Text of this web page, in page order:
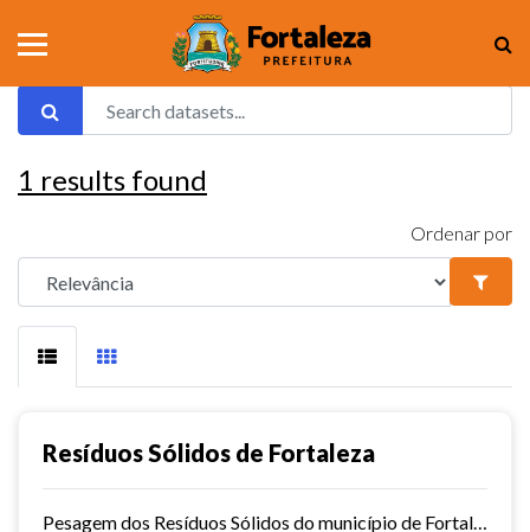
1 results found
Ordenar por
Resíduos Sólidos de Fortaleza